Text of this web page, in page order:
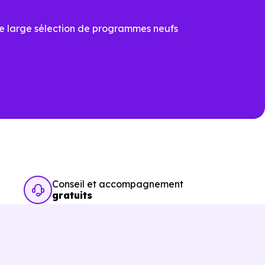
(74890)
large sélection de programmes neufs
Conseil et accompagnement
gratuits